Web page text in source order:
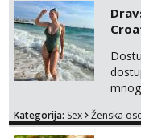
Kategorija: Sex Ženska